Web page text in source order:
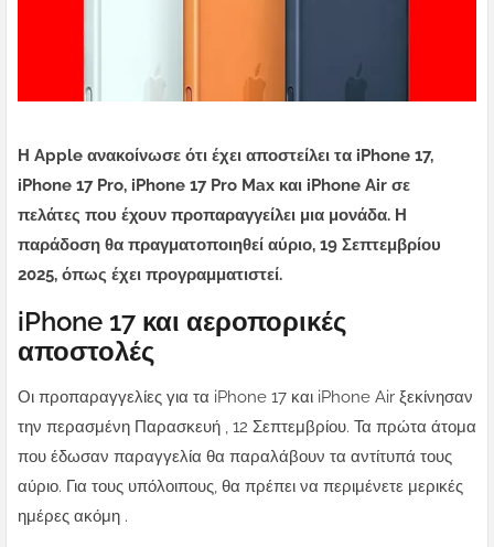
Η Apple ανακοίνωσε ότι έχει αποστείλει τα iPhone 17,
iPhone 17 Pro, iPhone 17 Pro Max και iPhone Air σε
πελάτες που έχουν προπαραγγείλει μια μονάδα. Η
παράδοση θα πραγματοποιηθεί αύριο, 19 Σεπτεμβρίου
2025, όπως έχει προγραμματιστεί.
iPhone 17 και αεροπορικές
αποστολές
Οι προπαραγγελίες για τα iPhone 17 και iPhone Air ξεκίνησαν
την περασμένη Παρασκευή , 12 Σεπτεμβρίου. Τα πρώτα άτομα
που έδωσαν παραγγελία θα παραλάβουν τα αντίτυπά τους
αύριο. Για τους υπόλοιπους, θα πρέπει να περιμένετε μερικές
ημέρες ακόμη .